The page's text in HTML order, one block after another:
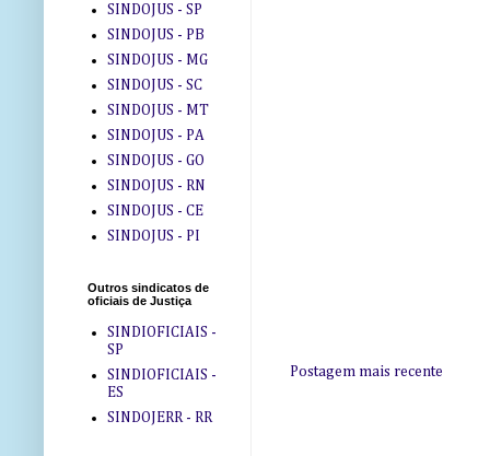
Postagem mais recente
SINDOJUS - SP
SINDOJUS - PB
SINDOJUS - MG
SINDOJUS - SC
SINDOJUS - MT
SINDOJUS - PA
SINDOJUS - GO
SINDOJUS - RN
SINDOJUS - CE
SINDOJUS - PI
Outros sindicatos de
oficiais de Justiça
SINDIOFICIAIS -
SP
SINDIOFICIAIS -
ES
SINDOJERR - RR